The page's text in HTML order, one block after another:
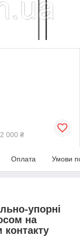
000 ₴
Оплата Умови
упорні
на
контакту